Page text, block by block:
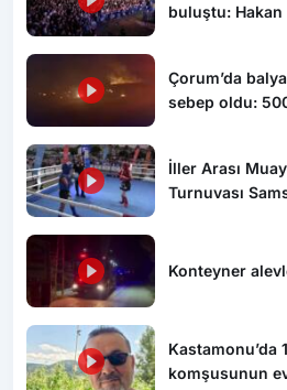
buluştu: Hakan
Çorum’da
sebep oldu:
İller Arası
Turnuvası
Konteyner
Kastamonu’da
komşusunun